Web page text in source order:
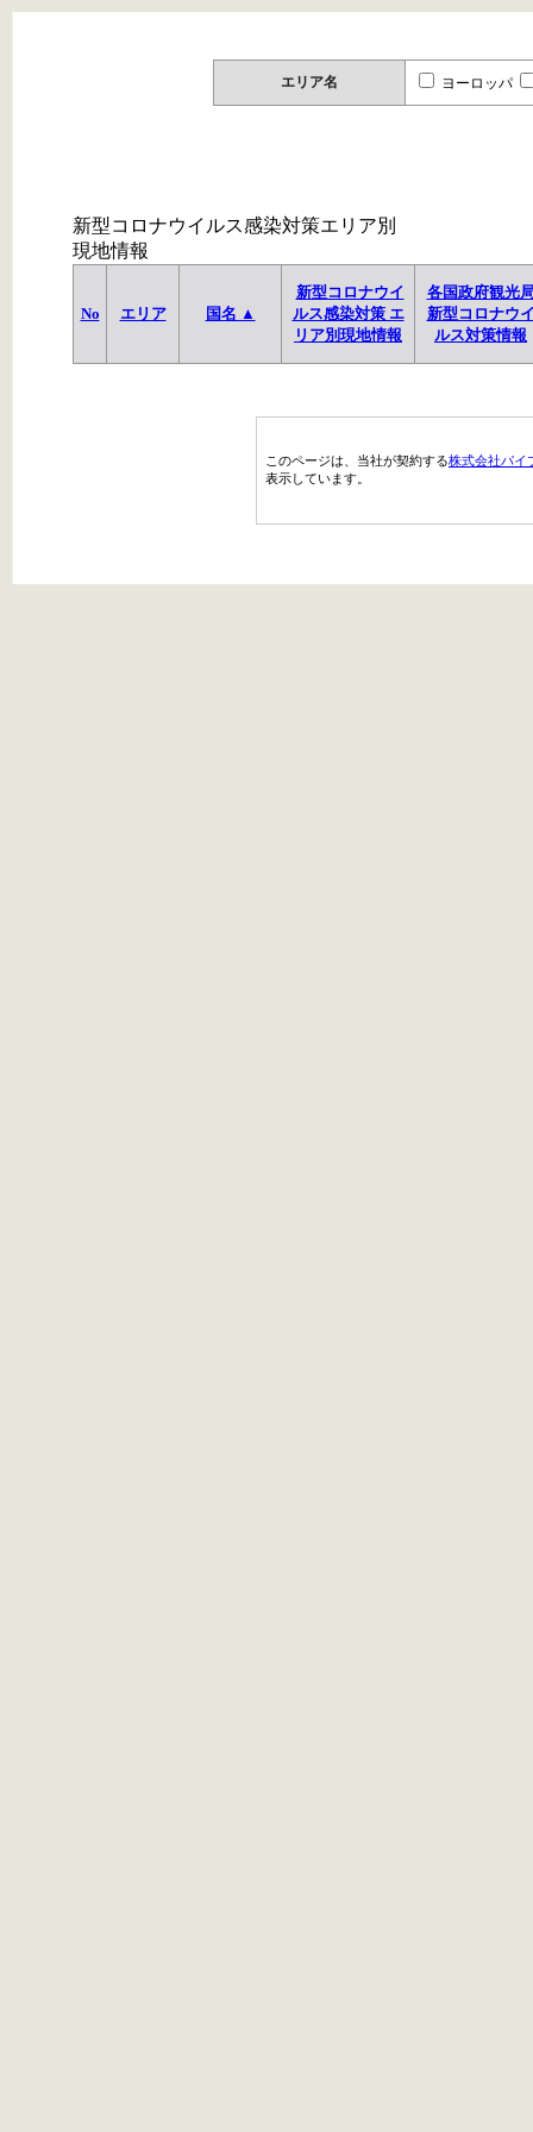
エリア名 ヨーロッパ
新型コロナウイルス感染対策エリア別
現地情報
No エリア 国名 ▲
新型コロナウイ
ルス感染対策 エ
リア別現地情報
各国政府観光
新型コロナウ
ルス対策情報
このページは、当社が契約する株式会社パイ
表示しています。